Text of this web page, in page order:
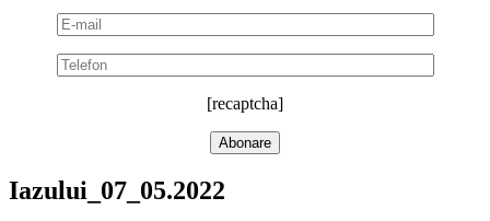
[recaptcha]
Iazului_07_05.2022